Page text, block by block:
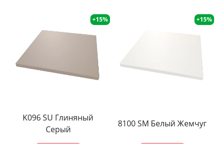
+15%
K096 SU Глиняный
Серый
+15%
8100 SM Белый Жемчуг